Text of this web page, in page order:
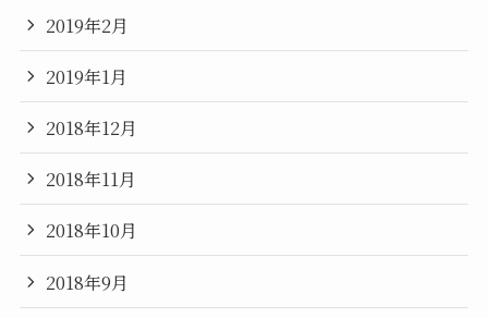
2019年2月
2019年1月
2018年12月
2018年11月
2018年10月
2018年9月